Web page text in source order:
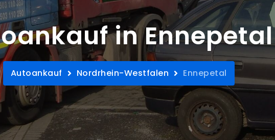
in Ennepetal
Autoankauf Nordrhein-Westfalen Ennepetal